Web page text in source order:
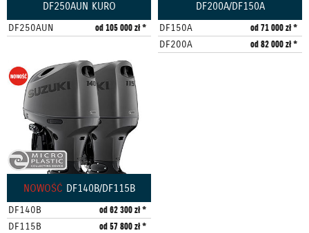
DF250AUN KURO
DF250AUN od 105 000 zł *
DF200A/DF150A
DF150A
od 71 000 zł *
DF200A
od 82 000 zł *
NOWOŚĆ DF140B/DF115B
DF140B
od 62 300 zł *
DF115B
od 57 800 zł *